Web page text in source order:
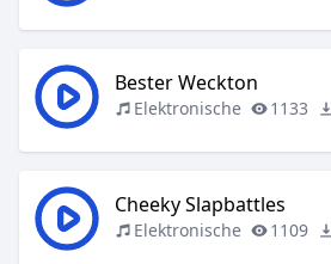
Bester Weckton
Elektronische 1133
Cheeky Slapbattles
Elektronische 1109